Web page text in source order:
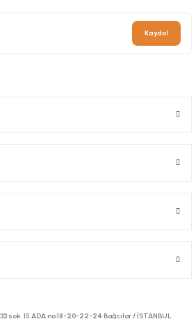
Kaydol
sok. 15.ADA no:18-20-22-24 Bağcılar / İSTANBUL